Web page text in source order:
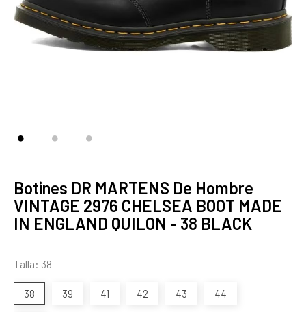
Botines DR MARTENS De Hombre
VINTAGE 2976 CHELSEA BOOT MADE
IN ENGLAND QUILON - 38 BLACK
Talla: 38
38 39 41 42 43 44